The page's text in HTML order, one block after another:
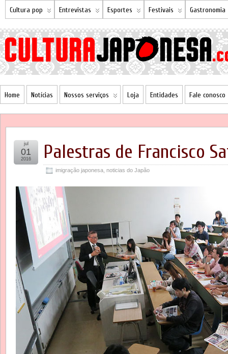
Cultura pop Entrevistas Esportes Festivais Gastronomia
Home Notícias Nossos serviços Loja Entidades Fale conosco
Palestras de Francisco
imigração japonesa noticias do Japão
jul
01
2016